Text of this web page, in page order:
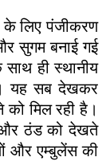
के लिए पंजीकरण
सुगम बनाई गई
ही स्थानीय
यह सब देखकर
मिल रही है।
और ठंड को देखते
और एम्बुलेंस की